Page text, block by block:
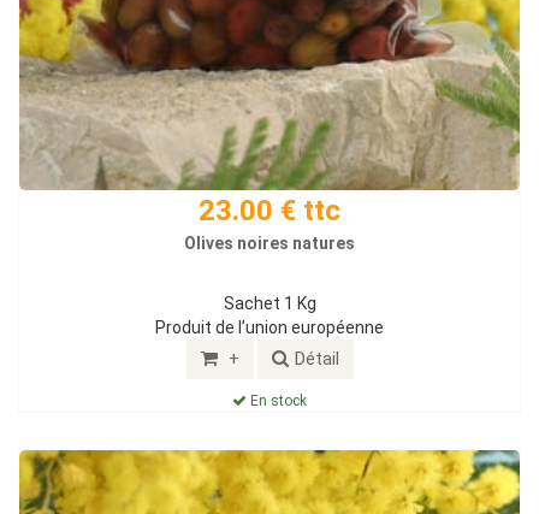
23.00 € ttc
Olives noires natures
Sachet 1 Kg
Produit de l’union européenne
+ Détail
En stock